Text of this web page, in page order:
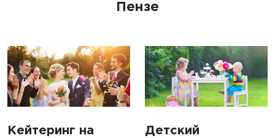
Пензе
Кейтеринг на
Детский